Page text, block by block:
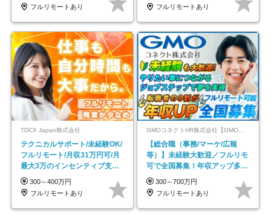
フルリモートあり
フルリモートあり
TDCX Japan株式会社
テクニカルサポート/未経験OK/
フルリモート/月収31万円可/月
最大3万のインセンティブ支給/
平均年齢33歳
300～400万円
フルリモートあり
GMOコネクトHR株式会社【GMOインターネットグループ】
【総合職（事務/マーケ/広報
等）】未経験大歓迎／フルリモ
可で全国募集！年収アップ多数
★年休最大130日★
300～700万円
フルリモートあり